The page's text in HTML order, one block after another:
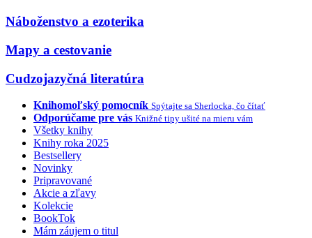
Náboženstvo a ezoterika
Mapy a cestovanie
Cudzojazyčná literatúra
Knihomoľský pomocník Spýtajte sa Sherlocka, čo čítať
Odporúčame pre vás Knižné tipy ušité na mieru vám
Všetky knihy
Knihy roka 2025
Bestsellery
Novinky
Pripravované
Akcie a zľavy
Kolekcie
BookTok
Mám záujem o titul